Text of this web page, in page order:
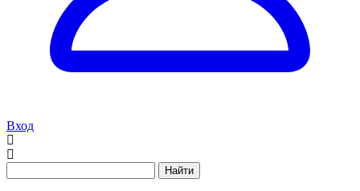
Вход
Найти